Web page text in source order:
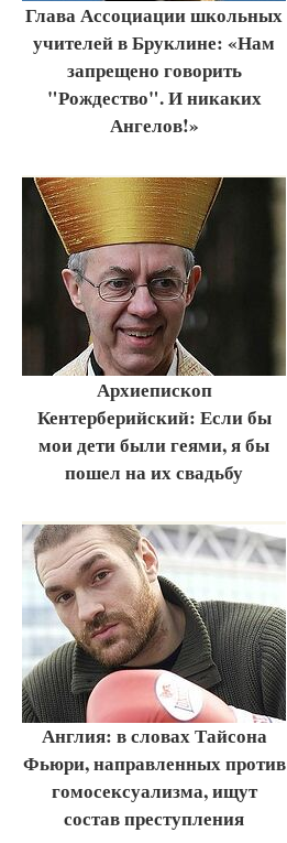
Глава Ассоциации школьных
учителей в Бруклине: «Нам
запрещено говорить
"Рождество". И никаких
Ангелов!»
Архиепископ
Кентерберийский: Если бы
мои дети были геями, я бы
пошел на их свадьбу
Англия: в словах Тайсона
Фьюри, направленных против
гомосексуализма, ищут
состав преступления